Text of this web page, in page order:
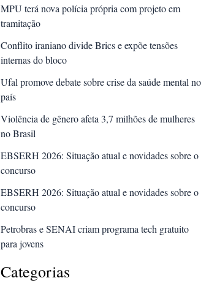
MPU terá nova polícia própria com projeto em
tramitação
Conflito iraniano divide Brics e expõe tensões
internas do bloco
Ufal promove debate sobre crise da saúde mental no
país
Violência de gênero afeta 3,7 milhões de mulheres
no Brasil
EBSERH 2026: Situação atual e novidades sobre o
concurso
EBSERH 2026: Situação atual e novidades sobre o
concurso
Petrobras e SENAI criam programa tech gratuito
para jovens
Categorias